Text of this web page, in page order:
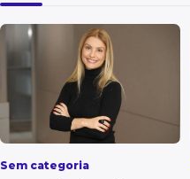
Sem categoria